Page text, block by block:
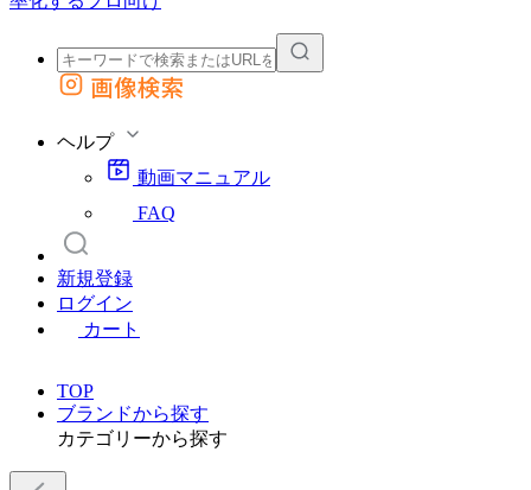
外部サイトの商品をカートに追加
画像検索
ヘルプ
動画マニュアル
FAQ
新規登録
ログイン
カート
TOP
ブランドから探す
カテゴリーから探す